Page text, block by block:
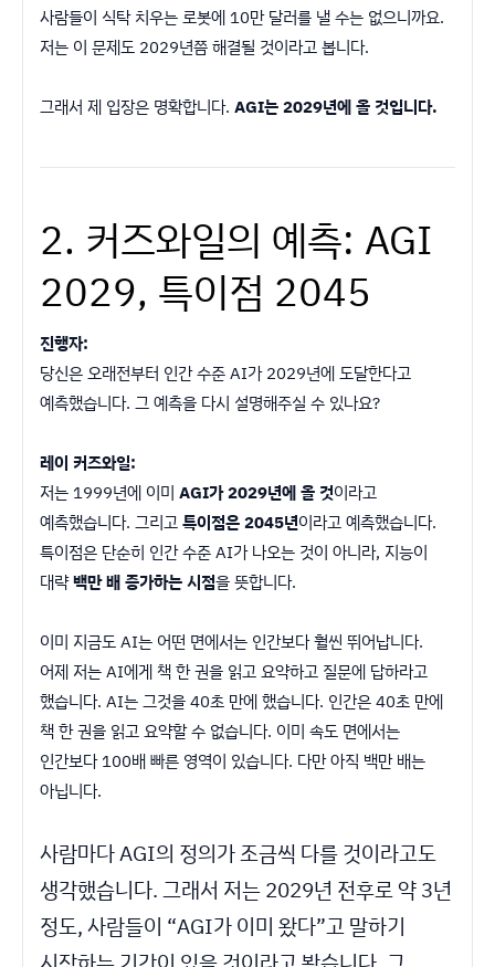
사람들이 식탁 치우는 로봇에 10만 달러를 낼 수는 없으니까요.
저는 이 문제도 2029년쯤 해결될 것이라고 봅니다.
그래서 제 입장은 명확합니다. AGI는 2029년에 올 것입니다.
2. 커즈와일의 예측: AGI
2029, 특이점 2045
진행자:
당신은 오래전부터 인간 수준 AI가 2029년에 도달한다고
예측했습니다. 그 예측을 다시 설명해주실 수 있나요?
레이 커즈와일:
저는 1999년에 이미 AGI가 2029년에 올 것이라고
예측했습니다. 그리고특이점은 2045년이라고 예측했습니다.
특이점은 단순히 인간 수준 AI가 나오는 것이 아니라, 지능이
대략백만 배 증가하는 시점을 뜻합니다.
이미 지금도 AI는 어떤 면에서는 인간보다 훨씬 뛰어납니다.
어제 저는 AI에게 책 한 권을 읽고 요약하고 질문에 답하라고
했습니다. AI는 그것을 40초 만에 했습니다. 인간은 40초 만에
책 한 권을 읽고 요약할 수 없습니다. 이미 속도 면에서는
인간보다 100배 빠른 영역이 있습니다. 다만 아직 백만 배는
아닙니다.
사람마다 AGI의 정의가 조금씩 다를 것이라고도
생각했습니다. 그래서 저는 2029년 전후로 약 3년
정도, 사람들이 “AGI가 이미 왔다”고 말하기